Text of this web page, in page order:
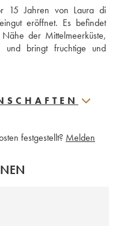
15 Jahren von Laura di
eröffnet. Es befindet
der Mittelmeerküste,
bringt fruchtige und
festgestellt? Melden